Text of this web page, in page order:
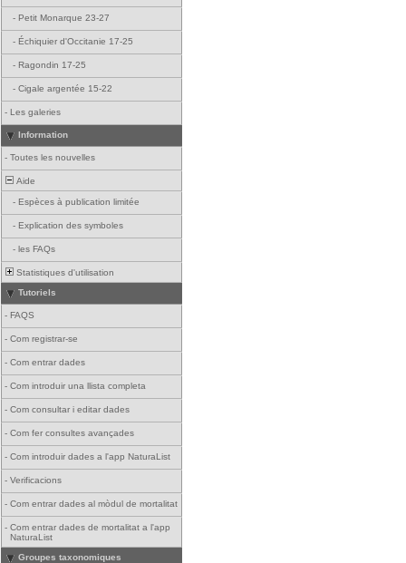
- Petit Monarque 23-27
- Échiquier d'Occitanie 17-25
- Ragondin 17-25
- Cigale argentée 15-22
- Les galeries
Information
- Toutes les nouvelles
Aide
- Espèces à publication limitée
- Explication des symboles
- les FAQs
Statistiques d'utilisation
Tutoriels
- FAQS
- Com registrar-se
- Com entrar dades
- Com introduir una llista completa
- Com consultar i editar dades
- Com fer consultes avançades
- Com introduir dades a l'app NaturaList
- Verificacions
- Com entrar dades al mòdul de mortalitat
- Com entrar dades de mortalitat a l'app
NaturaList
Groupes taxonomiques